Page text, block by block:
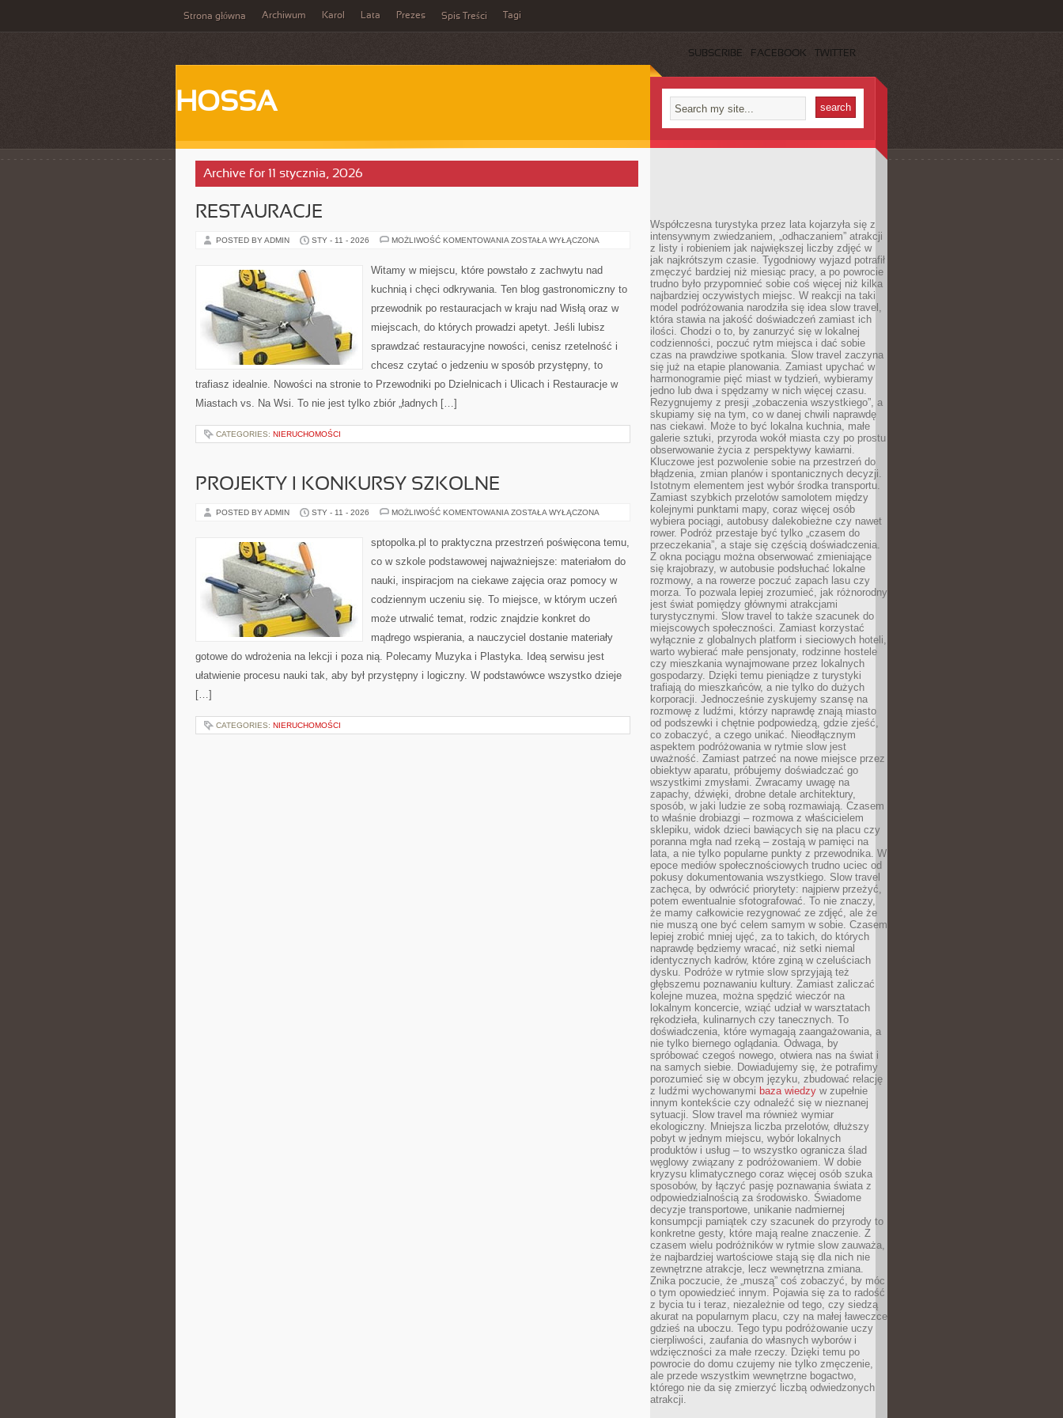
Strona główna Archiwum Karol Lata Prezes Spis Treści Tagi
SUBSCRIBE FACEBOOK TWITTER
HOSSA
Archive for 11 stycznia, 2026
RESTAURACJE
POSTED BY ADMIN STY - 11 - 2026 MOŻLIWOŚĆ KOMENTOWANIA RESTAURACJE
ZOSTAŁA WYŁĄCZONA
Witamy w miejscu, które powstało z zachwytu nad
kuchnią i chęci odkrywania. Ten blog gastronomiczny to
przewodnik po restauracjach w kraju nad Wisłą oraz w
miejscach, do których prowadzi apetyt. Jeśli lubisz
sprawdzać restauracyjne nowości, cenisz rzetelność i
chcesz czytać o jedzeniu w sposób przystępny, to
trafiasz idealnie. Nowości na stronie to Przewodniki po Dzielnicach i Ulicach i Restauracje w
Miastach vs. Na Wsi. To nie jest tylko zbiór „ładnych […]
CATEGORIES: NIERUCHOMOŚCI
PROJEKTY I KONKURSY SZKOLNE
POSTED BY ADMIN STY - 11 - 2026 MOŻLIWOŚĆ KOMENTOWANIA PROJEKTY
SZKOLNE
ZOSTAŁA WYŁĄCZONA
sptopolka.pl to praktyczna przestrzeń poświęcona temu,
co w szkole podstawowej najważniejsze: materiałom do
nauki, inspiracjom na ciekawe zajęcia oraz pomocy w
codziennym uczeniu się. To miejsce, w którym uczeń
może utrwalić temat, rodzic znajdzie konkret do
mądrego wspierania, a nauczyciel dostanie materiały
gotowe do wdrożenia na lekcji i poza nią. Polecamy Muzyka i Plastyka. Ideą serwisu jest
ułatwienie procesu nauki tak, aby był przystępny i logiczny. W podstawówce wszystko dzieje
[…]
CATEGORIES: NIERUCHOMOŚCI
Współczesna turystyka przez lata kojarzyła się z
intensywnym zwiedzaniem, „odhaczaniem” atrakcji
z listy i robieniem jak największej liczby zdjęć w
jak najkrótszym czasie. Tygodniowy wyjazd potrafił
zmęczyć bardziej niż miesiąc pracy, a po powrocie
trudno było przypomnieć sobie coś więcej niż kilka
najbardziej oczywistych miejsc. W reakcji na taki
model podróżowania narodziła się idea slow travel,
która stawia na jakość doświadczeń zamiast ich
ilości. Chodzi o to, by zanurzyć się w lokalnej
codzienności, poczuć rytm miejsca i dać sobie
czas na prawdziwe spotkania. Slow travel zaczyna
się już na etapie planowania. Zamiast upychać w
harmonogramie pięć miast w tydzień, wybieramy
jedno lub dwa i spędzamy w nich więcej czasu.
Rezygnujemy z presji „zobaczenia wszystkiego”, a
skupiamy się na tym, co w danej chwili naprawdę
nas ciekawi. Może to być lokalna kuchnia, małe
galerie sztuki, przyroda wokół miasta czy po prostu
obserwowanie życia z perspektywy kawiarni.
Kluczowe jest pozwolenie sobie na przestrzeń do
błądzenia, zmian planów i spontanicznych decyzji.
Istotnym elementem jest wybór środka transportu.
Zamiast szybkich przelotów samolotem między
kolejnymi punktami mapy, coraz więcej osób
wybiera pociągi, autobusy dalekobieżne czy nawet
rower. Podróż przestaje być tylko „czasem do
przeczekania”, a staje się częścią doświadczenia.
Z okna pociągu można obserwować zmieniające
się krajobrazy, w autobusie podsłuchać lokalne
rozmowy, a na rowerze poczuć zapach lasu czy
morza. To pozwala lepiej zrozumieć, jak różnorodny
jest świat pomiędzy głównymi atrakcjami
turystycznymi. Slow travel to także szacunek do
miejscowych społeczności. Zamiast korzystać
wyłącznie z globalnych platform i sieciowych hoteli,
warto wybierać małe pensjonaty, rodzinne hostele
czy mieszkania wynajmowane przez lokalnych
gospodarzy. Dzięki temu pieniądze z turystyki
trafiają do mieszkańców, a nie tylko do dużych
korporacji. Jednocześnie zyskujemy szansę na
rozmowę z ludźmi, którzy naprawdę znają miasto
od podszewki i chętnie podpowiedzą, gdzie zjeść,
co zobaczyć, a czego unikać. Nieodłącznym
aspektem podróżowania w rytmie slow jest
uważność. Zamiast patrzeć na nowe miejsce przez
obiektyw aparatu, próbujemy doświadczać go
wszystkimi zmysłami. Zwracamy uwagę na
zapachy, dźwięki, drobne detale architektury,
sposób, w jaki ludzie ze sobą rozmawiają. Czasem
to właśnie drobiazgi – rozmowa z właścicielem
sklepiku, widok dzieci bawiących się na placu czy
poranna mgła nad rzeką – zostają w pamięci na
lata, a nie tylko popularne punkty z przewodnika. W
epoce mediów społecznościowych trudno uciec od
pokusy dokumentowania wszystkiego. Slow travel
zachęca, by odwrócić priorytety: najpierw przeżyć,
potem ewentualnie sfotografować. To nie znaczy,
że mamy całkowicie rezygnować ze zdjęć, ale że
nie muszą one być celem samym w sobie. Czasem
lepiej zrobić mniej ujęć, za to takich, do których
naprawdę będziemy wracać, niż setki niemal
identycznych kadrów, które zginą w czeluściach
dysku. Podróże w rytmie slow sprzyjają też
głębszemu poznawaniu kultury. Zamiast zaliczać
kolejne muzea, można spędzić wieczór na
lokalnym koncercie, wziąć udział w warsztatach
rękodzieła, kulinarnych czy tanecznych. To
doświadczenia, które wymagają zaangażowania, a
nie tylko biernego oglądania. Odwaga, by
spróbować czegoś nowego, otwiera nas na świat i
na samych siebie. Dowiadujemy się, że potrafimy
porozumieć się w obcym języku, zbudować relację
z ludźmi wychowanymi baza wiedzy w zupełnie
innym kontekście czy odnaleźć się w nieznanej
sytuacji. Slow travel ma również wymiar
ekologiczny. Mniejsza liczba przelotów, dłuższy
pobyt w jednym miejscu, wybór lokalnych
produktów i usług – to wszystko ogranicza ślad
węglowy związany z podróżowaniem. W dobie
kryzysu klimatycznego coraz więcej osób szuka
sposobów, by łączyć pasję poznawania świata z
odpowiedzialnością za środowisko. Świadome
decyzje transportowe, unikanie nadmiernej
konsumpcji pamiątek czy szacunek do przyrody to
konkretne gesty, które mają realne znaczenie. Z
czasem wielu podróżników w rytmie slow zauważa,
że najbardziej wartościowe stają się dla nich nie
zewnętrzne atrakcje, lecz wewnętrzna zmiana.
Znika poczucie, że „muszą” coś zobaczyć, by móc
o tym opowiedzieć innym. Pojawia się za to radość
z bycia tu i teraz, niezależnie od tego, czy siedzą
akurat na popularnym placu, czy na małej ławeczce
gdzieś na uboczu. Tego typu podróżowanie uczy
cierpliwości, zaufania do własnych wyborów i
wdzięczności za małe rzeczy. Dzięki temu po
powrocie do domu czujemy nie tylko zmęczenie,
ale przede wszystkim wewnętrzne bogactwo,
którego nie da się zmierzyć liczbą odwiedzonych
atrakcji.